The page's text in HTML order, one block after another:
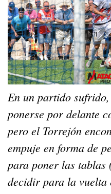
En un partido
ponerse por delante
pero el Torrejón
empuje en forma de
para poner las
decidir para la vuelta